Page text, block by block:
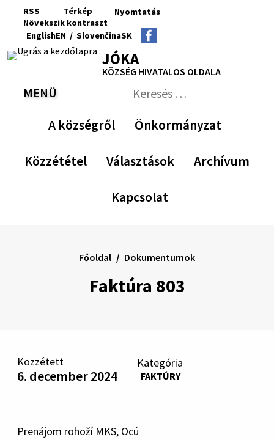
Ugrás
tartalomra
RSS
RSS
Térkép
Oldaltérkép
Nyomtatás
Nyomtatás
Növekszik kontraszt
Növekszik
kontraszt
Kisebb
betűméret
eredeti
betűméret
visszaállítása
Nagyobb
betűméret
EnglishEN
Switch
English
/ SlovenčinaSK
Nyelv
váltása
erre
JÓKA
KÖZSÉG HIVATALOS OLDALA
VÁLTÁS
MENÜ
A községről Önkormányzat
Közzététel Választások Archívum
Kapcsolat
Keresés:
a
Faktúra 803
Főoldal Dokumentumok
Közzétett
6. december 2024
Kategória
FAKTÚRY
Prenájom rohoží MKS, Ocú